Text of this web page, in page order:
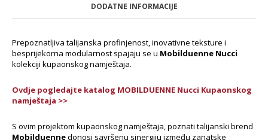
DODATNE INFORMACIJE
Prepoznatljiva talijanska profinjenost, inovativne teksture i
besprijekorna modularnost spajaju se u Mobilduenne Nucci
kolekciji kupaonskog namještaja.
Ovdje pogledajte katalog MOBILDUENNE Nucci Kupaonskog
namještaja >>
S ovim projektom kupaonskog namještaja, poznati talijanski brend
Mobilduennedonosi savršenu sinergiju između zanatske